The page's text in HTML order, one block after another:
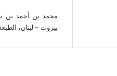
محمد بن أحمد بن
بيروت – لبنان، الطبعة الأولى،